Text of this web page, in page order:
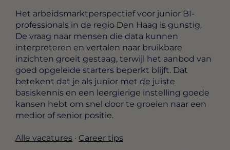
Het arbeidsmarktperspectief voor junior BI-
professionals in de regio Den Haag is gunstig.
De vraag naar mensen die data kunnen
interpreteren en vertalen naar bruikbare
inzichten groeit gestaag, terwijl het aanbod van
goed opgeleide starters beperkt blijft. Dat
betekent dat je als junior met de juiste
basiskennis en een leergierige instelling goede
kansen hebt om snel door te groeien naar een
medior of senior positie.
Alle vacatures · Career tips